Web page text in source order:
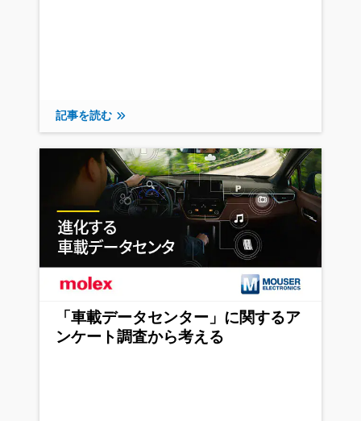
記事を読む
「車載データセンター」に関するア
ンケート調査から考える